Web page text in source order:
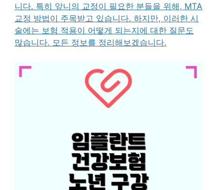
니다. 특히 앞니의 교정이 필요한 분들을 위해, MTA
교정 방법이 주목받고 있습니다. 하지만, 이러한 시
술에는 보험 적용이 어떻게 되는지에 대한 질문도
많습니다. 모든 정보를 정리해보겠습니다.